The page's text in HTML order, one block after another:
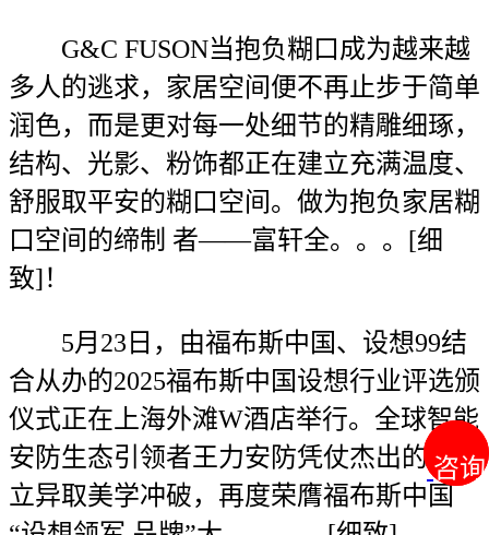
咨询
咨询
G&C FUSON当抱负糊口成为越来越
多人的逃求，家居空间便不再止步于简单
润色，而是更对每一处细节的精雕细琢，
结构、光影、粉饰都正在建立充满温度、
舒服取平安的糊口空间。做为抱负家居糊
口空间的缔制 者——富轩全。。。[细
致]！
5月23日，由福布斯中国、设想99结
合从办的2025福布斯中国设想行业评选颁
仪式正在上海外滩W酒店举行。全球智能
安防生态引领者王力安防凭仗杰出的设想
立异取美学冲破，再度荣膺福布斯中国